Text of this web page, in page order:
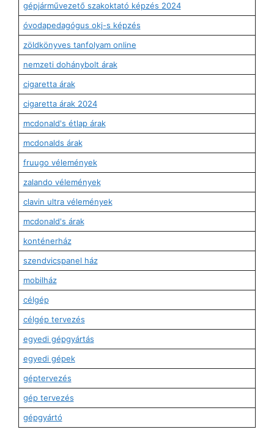
gépjárművezető szakoktató képzés 2024
óvodapedagógus okj-s képzés
zöldkönyves tanfolyam online
nemzeti dohánybolt árak
cigaretta árak
cigaretta árak 2024
mcdonald's étlap árak
mcdonalds árak
fruugo vélemények
zalando vélemények
clavin ultra vélemények
mcdonald's árak
konténerház
szendvicspanel ház
mobilház
célgép
célgép tervezés
egyedi gépgyártás
egyedi gépek
géptervezés
gép tervezés
gépgyártó